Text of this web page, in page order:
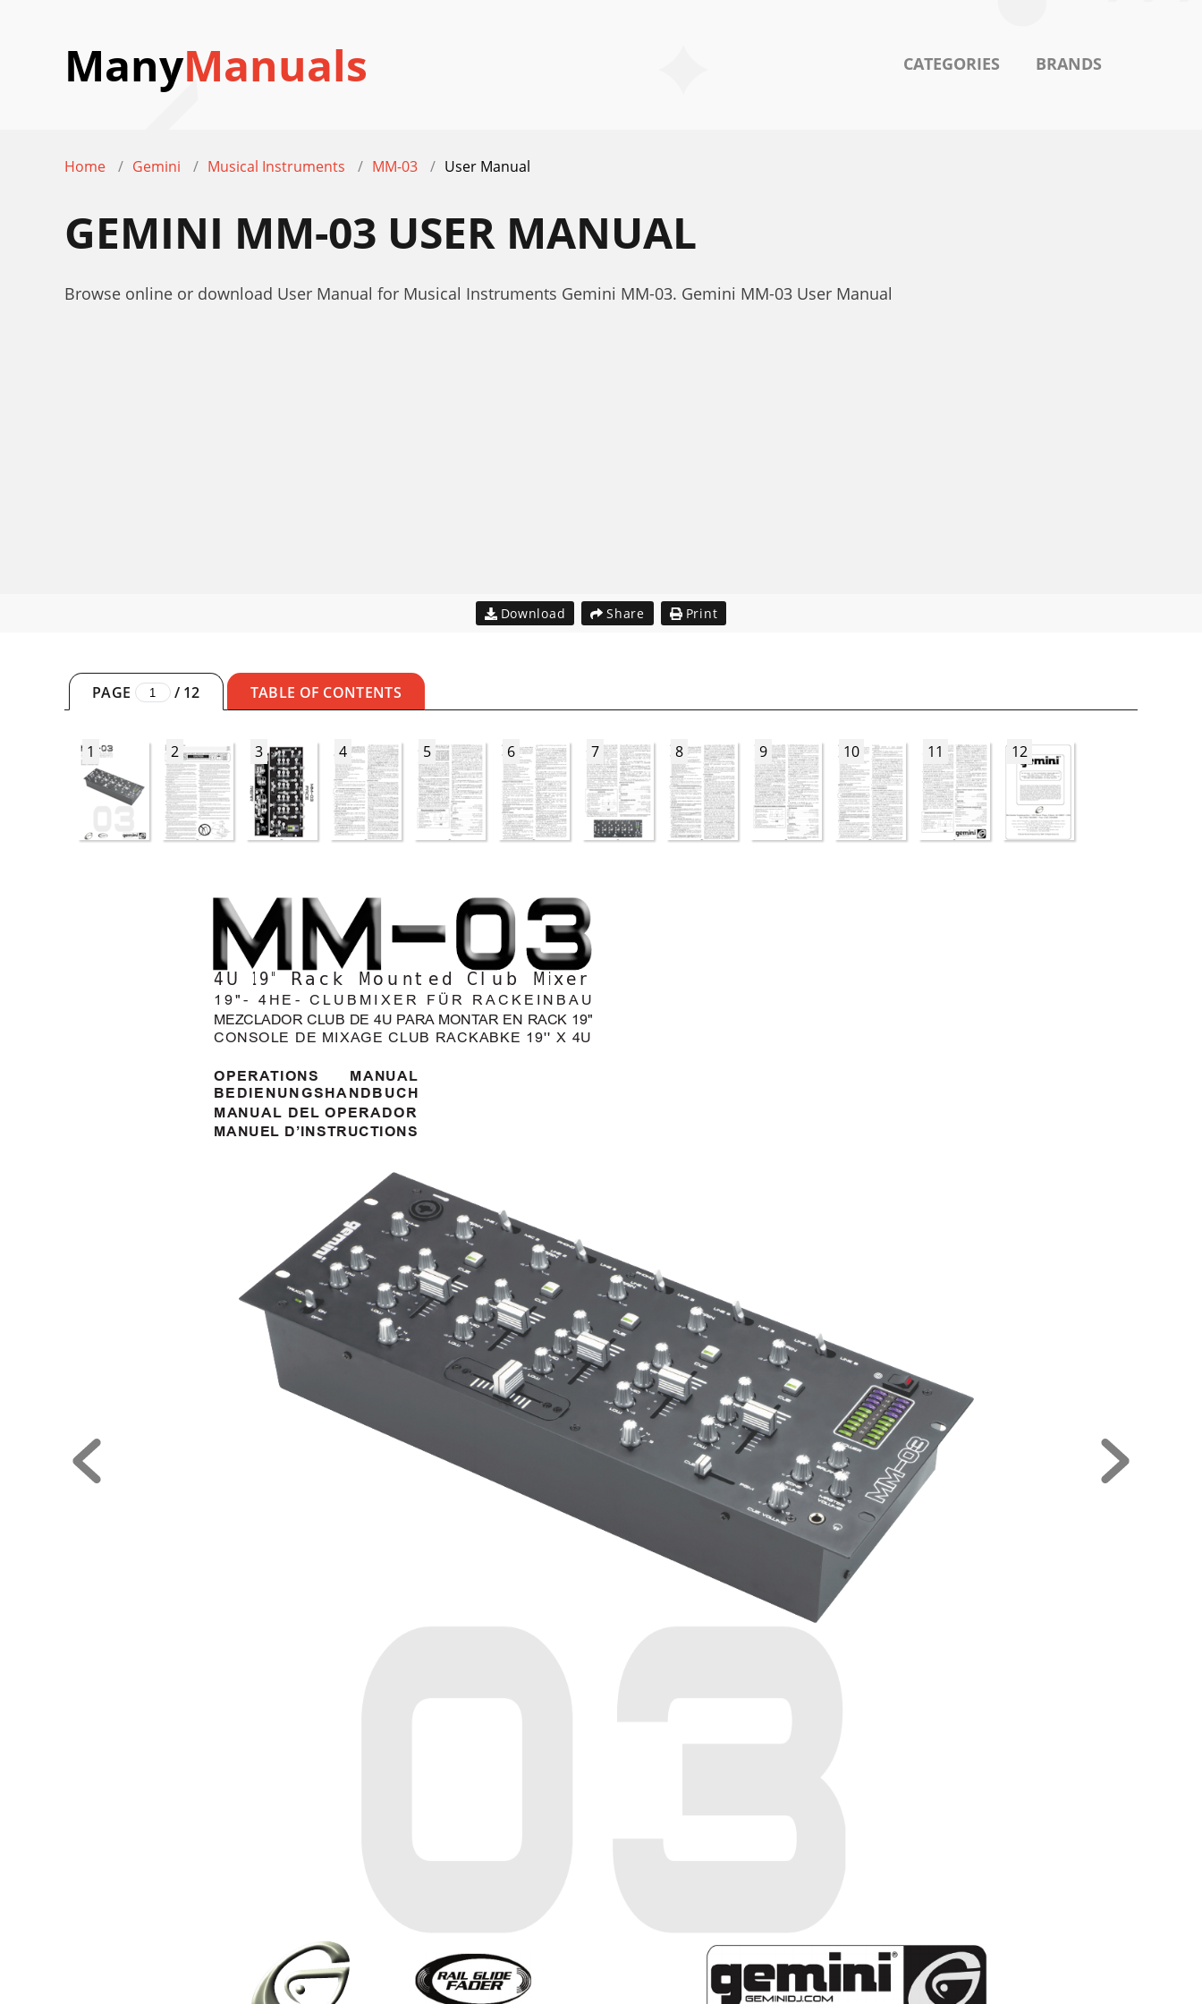
ManyManuals CATEGORIES BRANDS
Home Gemini Musical Instruments MM-03 User Manual
GEMINI MM-03 USER MANUAL
Browse online or download User Manual for Musical Instruments Gemini MM-03. Gemini MM-03 User Manual
Download Share Print
PAGE /12 TABLE OF CONTENTS
1 2 3 4 5 6 7 8 9 10 11 12
OPERATIONS MANUAL
BEDIENUNGSHANDBUCH
MANUAL DEL OPERADOR
MANUEL D’INSTRUCTIONS
4U 19" Rack Mounted Club Mixer
19"- 4HE- CLUBMIXER FÜR RACKEINBAU
MEZCLADOR CLUB DE 4U PARA MONTAR EN RACK 19"
CONSOLE DE MIXAGE CLUB RACKABKE 19'' X 4U